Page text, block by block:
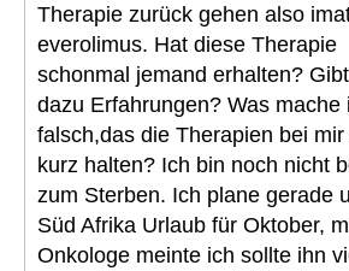
Therapie zurück gehen also
everolimus. Hat diese Therapie
schonmal jemand erhalten?
dazu Erfahrungen? Was mache
falsch,das die Therapien bei
kurz halten? Ich bin noch nicht
zum Sterben. Ich plane gerade
Süd Afrika Urlaub für Oktober,
Onkologe meinte ich sollte ihn